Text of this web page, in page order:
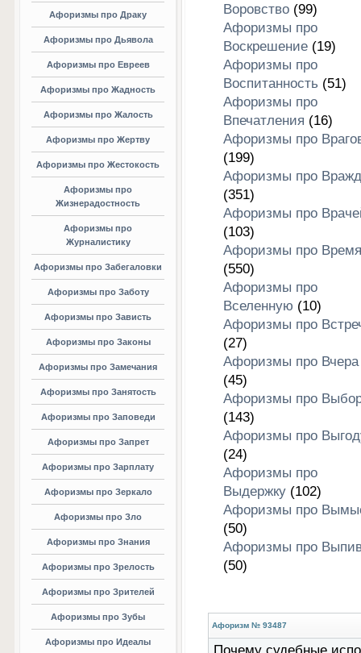
Афоризмы про Драку
Афоризмы про Дьявола
Афоризмы про Евреев
Афоризмы про Жадность
Афоризмы про Жалость
Афоризмы про Жертву
Афоризмы про Жестокость
Афоризмы про
Жизнерадостность
Афоризмы про
Журналистику
Афоризмы про Забегаловки
Афоризмы про Заботу
Афоризмы про Зависть
Афоризмы про Законы
Афоризмы про Замечания
Афоризмы про Занятость
Афоризмы про Заповеди
Афоризмы про Запрет
Афоризмы про Зарплату
Афоризмы про Зеркало
Афоризмы про Зло
Афоризмы про Знания
Афоризмы про Зрелость
Афоризмы про Зрителей
Афоризмы про Зубы
Афоризмы про Идеалы
Воровство(99)
Афоризмы про
Воскрешение(19)
Афоризмы про
Воспитанность (51)
Афоризмы про
Впечатления (16)
Афоризмы про
(199)
Афоризмы про
(351)
Афоризмы про
(103)
Афоризмы про Время
(550)
Афоризмы про
Вселенную (10)
Афоризмы про
(27)
Афоризмы про Вчера
(45)
Афоризмы про
(143)
Афоризмы про
(24)
Афоризмы про
Выдержку(102)
Афоризмы про
(50)
Афоризмы про
(50)
Афоризм № 93487